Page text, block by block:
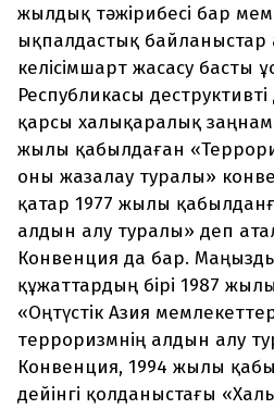
жылдық тәжірибесі бар
ықпалдастық байланыстар
келісімшарт жасасу басты
Республикасы
қарсы халықаралық
жылы қабылдаған
оны жазалау туралы»
қатар 1977 жылы
алдын алу туралы» деп
Конвенция да бар.
құжаттардың бірі 1987
«Оңтүстік Азия
терроризмнің алдын алу
Конвенция, 1994 жылы
дейінгі қолданыстағы